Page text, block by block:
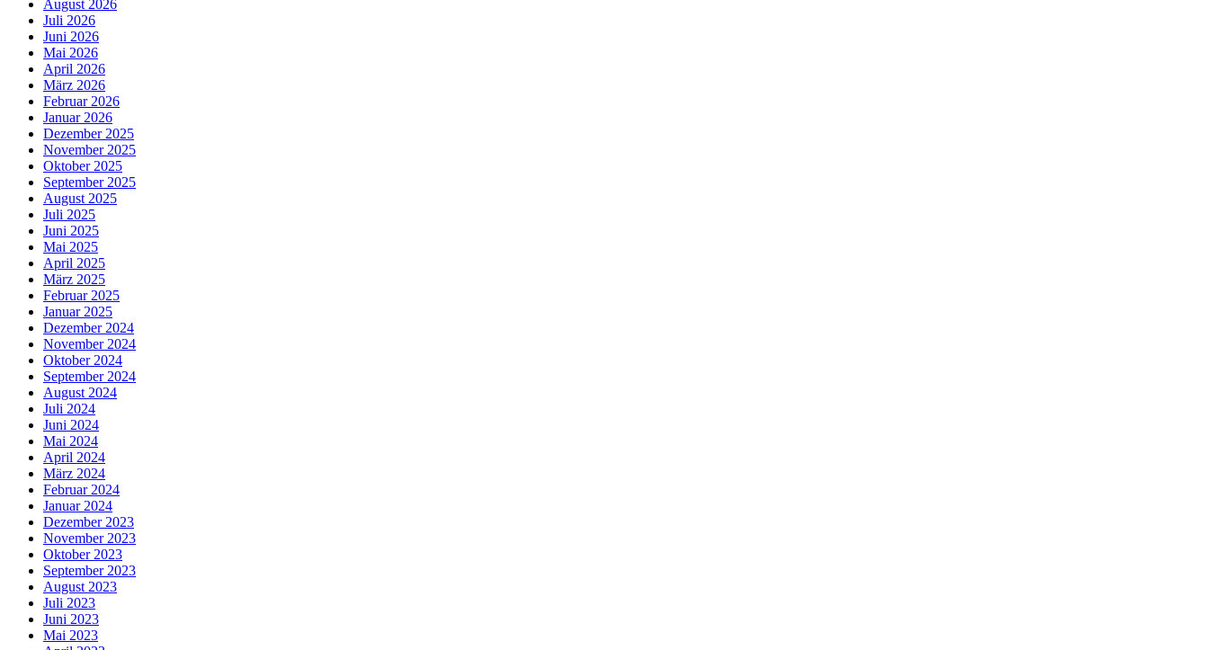
August 2026
Juli 2026
Juni 2026
Mai 2026
April 2026
März 2026
Februar 2026
Januar 2026
Dezember 2025
November 2025
Oktober 2025
September 2025
August 2025
Juli 2025
Juni 2025
Mai 2025
April 2025
März 2025
Februar 2025
Januar 2025
Dezember 2024
November 2024
Oktober 2024
September 2024
August 2024
Juli 2024
Juni 2024
Mai 2024
April 2024
März 2024
Februar 2024
Januar 2024
Dezember 2023
November 2023
Oktober 2023
September 2023
August 2023
Juli 2023
Juni 2023
Mai 2023